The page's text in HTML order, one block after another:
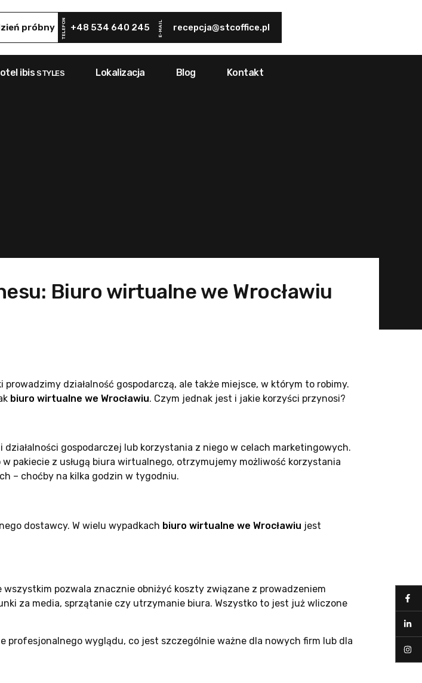
próbny TELEFON +48 534 640 245 E-MAIL recepcja@stcoffice.pl
ibisSTYLES Lokalizacja Blog Kontakt
Biuro wirtualne we Wrocławiu
działalność gospodarczą, ale także miejsce, w którym to robimy.
biuro wirtualne we Wrocławiu. Czym jednak jest i jakie korzyści przynosi?
gospodarczej lub korzystania z niego w celach marketingowych.
pakiecie z usługą biura wirtualnego, otrzymujemy możliwość korzystania
– choćby na kilka godzin w tygodniu.
dostawcy. W wielu wypadkach biuro wirtualne we Wrocławiu jest
pozwala znacznie obniżyć koszty związane z prowadzeniem
za media, sprzątanie czy utrzymanie biura. Wszystko to jest już wliczone
wyglądu, co jest szczególnie ważne dla nowych firm lub dla